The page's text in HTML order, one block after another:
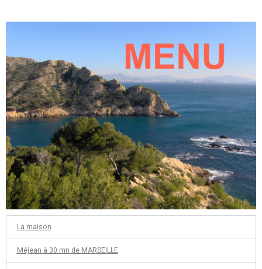
La maison
Méjean à 30 mn de MARSEILLE